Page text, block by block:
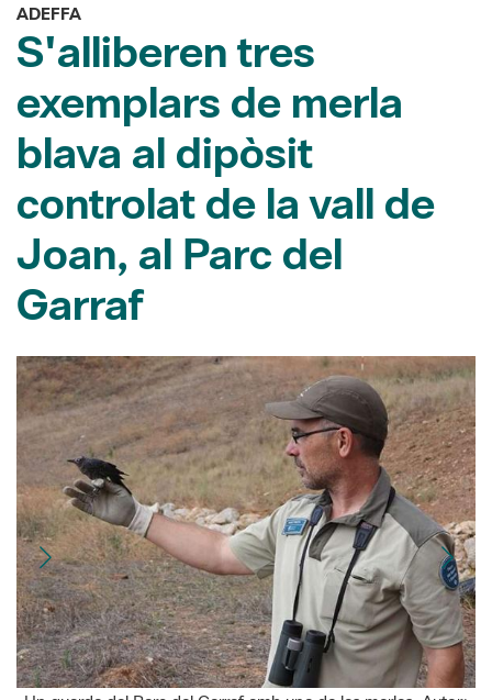
ADEFFA
S'alliberen tres
exemplars de merla
blava al dipòsit
controlat de la vall de
Joan, al Parc del
Garraf